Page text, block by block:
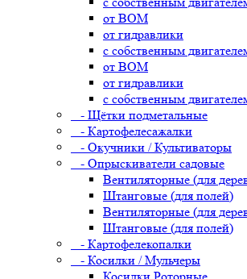
от ВОМ
от гидравлики
с собственным
от ВОМ
от гидравлики
с собственным
- Щётки подметальные
- Картофелесажалки
- Окучники / Культиваторы
- Опрыскиватели садовые
Вентиляторные (для
Штанговые (для полей)
Вентиляторные (для
Штанговые (для полей)
- Картофелекопалки
- Косилки / Мульчеры